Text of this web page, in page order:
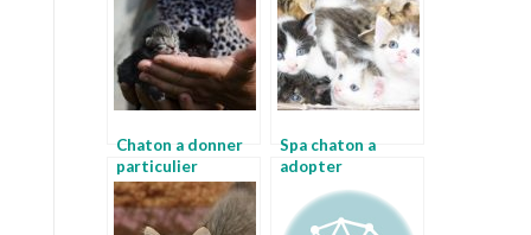
Chaton a donner
particulier
Spa chaton a
adopter